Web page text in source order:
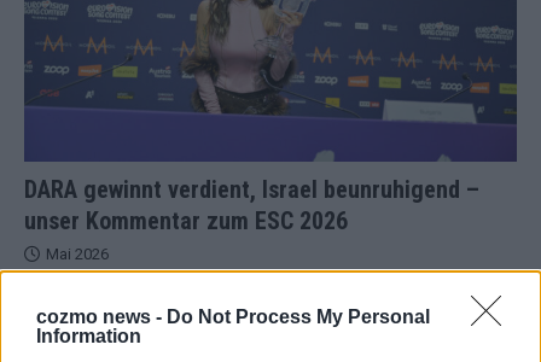
cozmo news - Do Not Process My Personal
Information
DARA gewinnt verdient, Israel beunruhigend –
unser Kommentar zum ESC 2026
Mai 2026
KOMMENTAR
ESC-Finale morgen: Finnland Favorit, Australien